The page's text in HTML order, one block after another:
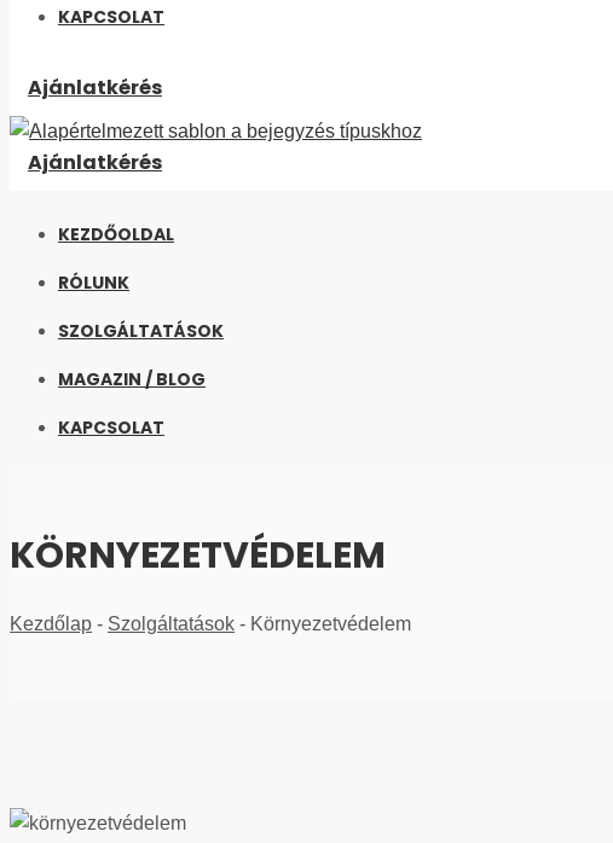
KAPCSOLAT
Ajánlatkérés
Ajánlatkérés
KEZDŐOLDAL
RÓLUNK
SZOLGÁLTATÁSOK
MAGAZIN / BLOG
KAPCSOLAT
KÖRNYEZETVÉDELEM
Kezdőlap - Szolgáltatások - Környezetvédelem